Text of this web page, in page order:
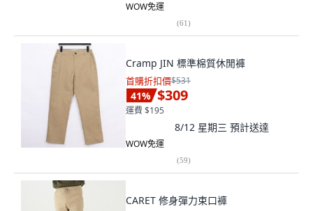
WOW免運
(61)
Cramp JIN 標準棉質休閒褲
首購折扣價$531
41% $309
運費 $195
8/12 星期三 預計送達
WOW免運
(59)
CARET 修身彈力束口褲